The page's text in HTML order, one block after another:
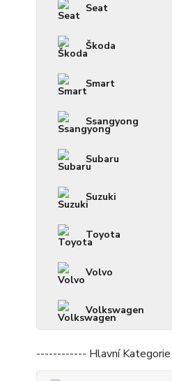
Seat
Škoda
Smart
Ssangyong
Subaru
Suzuki
Toyota
Volvo
Volkswagen
------------ Hlavní